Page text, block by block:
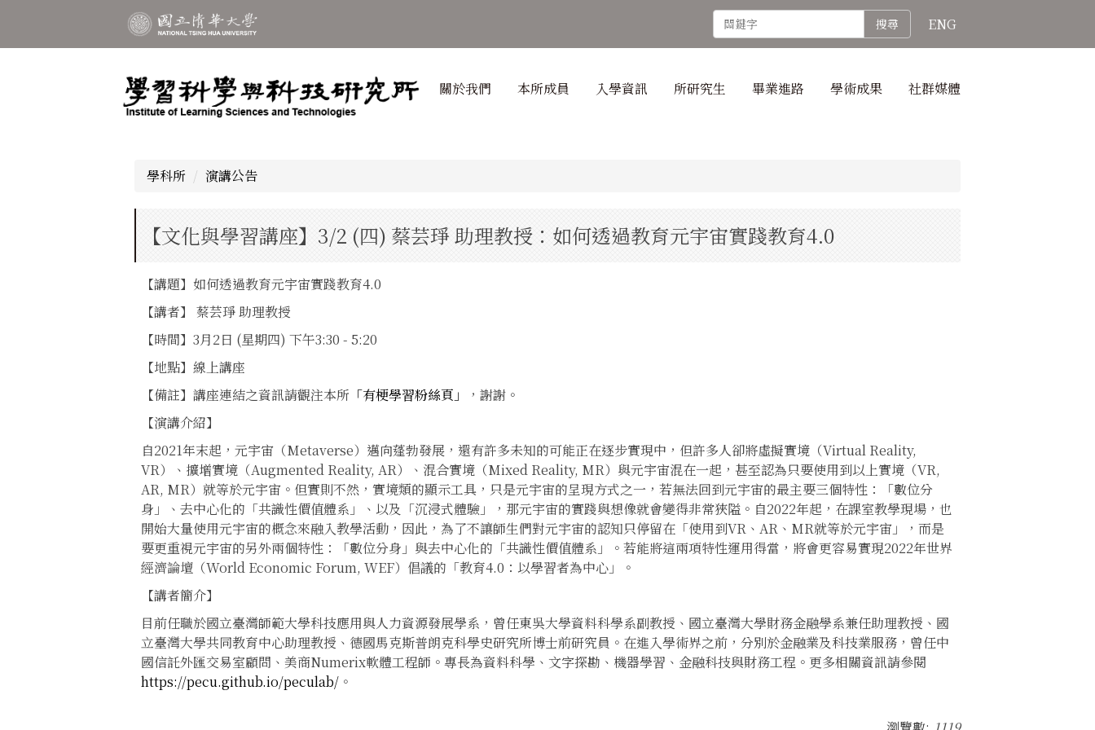
主
搜尋 ENG
關於我們 本所成員 入學資訊 所研究生 畢業進路 學術成果 社群媒體
學科所 演講公告
【文化與學習講座】3/2 (四) 蔡芸琤 助理教授：如何透過教育元宇宙實踐教育4.0
【講題】如何透過教育元宇宙實踐教育4.0
【講者】 蔡芸琤 助理教授
【時間】3月2日 (星期四) 下午3:30 - 5:20
【地點】線上講座
【備註】講座連結之資訊請觀注本所 「有梗學習粉絲頁」
，謝謝。
【演講介紹】
自2021年末起，元宇宙（Metaverse）邁向蓬勃發展，還有許多未知的可能正在逐步實現中，但許多人卻將虛擬實境（Virtual Reality,
VR）、擴增實境（Augmented Reality, AR）、混合實境（Mixed Reality, MR）與元宇宙混在一起，甚至認為只要使用到以上實境（VR,
AR, MR）就等於元宇宙。但實則不然，實境類的顯示工具，只是元宇宙的呈現方式之一，若無法回到元宇宙的最主要三個特性：「數位分
身」、去中心化的「共識性價值體系」、以及「沉浸式體驗」，那元宇宙的實踐與想像就會變得非常狹隘。自2022年起，在課室教學現場，也
開始大量使用元宇宙的概念來融入教學活動，因此，為了不讓師生們對元宇宙的認知只停留在「使用到VR、AR、MR就等於元宇宙」，而是
要更重視元宇宙的另外兩個特性：「數位分身」與去中心化的「共識性價值體系」。若能將這兩項特性運用得當，將會更容易實現2022年世界
經濟論壇（World Economic Forum, WEF）倡議的「教育4.0：以學習者為中心」。
【講者簡介】
目前任職於國立臺灣師範大學科技應用與人力資源發展學系，曾任東吳大學資料科學系副教授、國立臺灣大學財務金融學系兼任助理教授、國
立臺灣大學共同教育中心助理教授、德國馬克斯普朗克科學史研究所博士前研究員。在進入學術界之前，分別於金融業及科技業服務，曾任中
國信託外匯交易室顧問、美商Numerix軟體工程師。專長為資料科學、文字探勘、機器學習、金融科技與財務工程。更多相關資訊請參閱
https://pecu.github.io/peculab/ 。